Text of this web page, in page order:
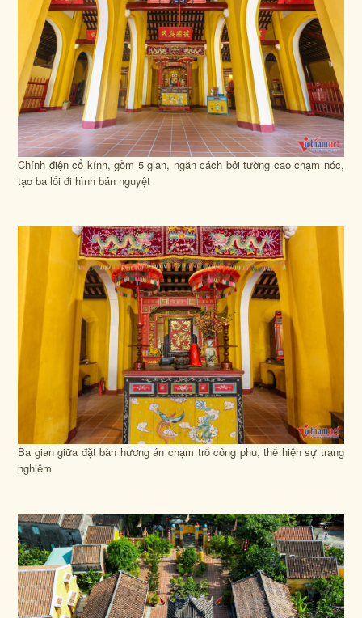
Chính điện cổ kính, gồm 5 gian, ngăn cách bởi tường cao chạm nóc,
tạo ba lối đi hình bán nguyệt
Ba gian giữa đặt bàn hương án chạm trổ công phu, thể hiện sự trang
nghiêm